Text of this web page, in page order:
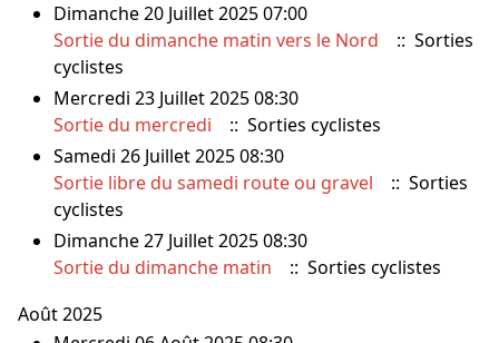
Dimanche 20 Juillet 2025 07:00
Sortie du dimanche matin vers le Nord
:: Sorties
cyclistes
Mercredi 23 Juillet 2025 08:30
Sortie du mercredi
:: Sorties cyclistes
Samedi 26 Juillet 2025 08:30
Sortie libre du samedi route ou gravel
:: Sorties
cyclistes
Dimanche 27 Juillet 2025 08:30
Sortie du dimanche matin
:: Sorties cyclistes
Août 2025